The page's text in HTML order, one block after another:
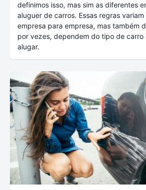
definimos isso, mas sim as diferentes
aluguer de carros. Essas regras
empresa para empresa, mas também
por vezes, dependem do tipo de carro
alugar.